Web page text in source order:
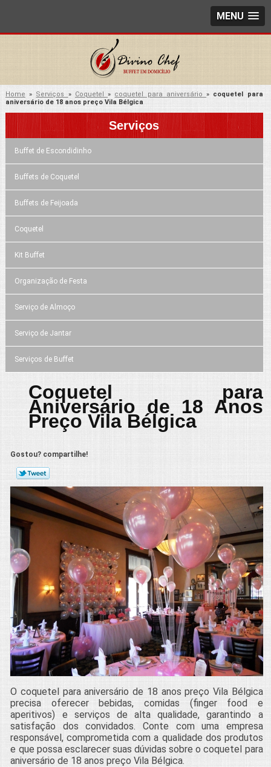
MENU
Home » Serviços » Coquetel» coquetel para aniversário» coquetel para
aniversário de 18 anos preço Vila Bélgica
Serviços
Buffet de Escondidinho
Buffets de Coquetel
Buffets de Feijoada
Coquetel
Kit Buffet
Organização de Festa
Serviço de Almoço
Serviço de Jantar
Serviços de Buffet
Coquetel para
Aniversário de 18 Anos
Preço Vila Bélgica
Gostou? compartilhe!
O coquetel para aniversário de 18 anos preço Vila Bélgica
precisa oferecer bebidas, comidas (finger food e
aperitivos) e serviços de alta qualidade, garantindo a
satisfação dos convidados. Conte com uma empresa
responsável, comprometida com a qualidade dos produtos
e que possa esclarecer suas dúvidas sobre o coquetel para
aniversário de 18 anos preço Vila Bélgica.